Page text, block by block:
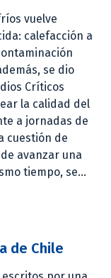
vuelve
calefacción a
se dio
Críticos
la calidad del
a jornadas de
cuestión de
avanzar una
tiempo, se...
de Chile